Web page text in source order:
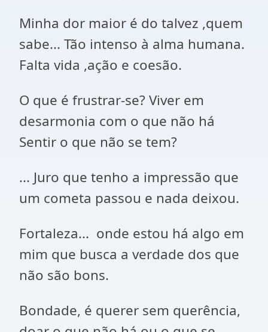
Minha dor maior é do talvez ,quem
sabe... Tão intenso à alma humana.
Falta vida ,ação e coesão.
O que é frustrar-se? Viver em
desarmonia com o que não há
Sentir o que não se tem?
... Juro que tenho a impressão que
um cometa passou e nada deixou.
Fortaleza... onde estou há algo em
mim que busca a verdade dos que
não são bons.
Bondade, é querer sem querência,